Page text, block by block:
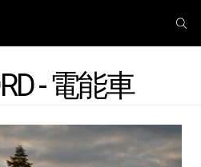
- 電能車